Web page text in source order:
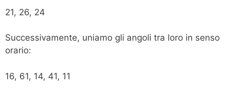
21, 26, 24
Successivamente, uniamo gli angoli tra loro in senso
orario:
16, 61, 14, 41, 11